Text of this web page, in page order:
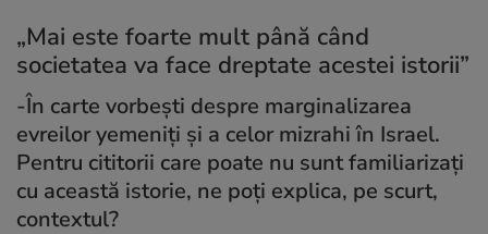
„Mai este foarte mult până când
societatea va face dreptate acestei istorii”
-În carte vorbești despre marginalizarea
evreilor yemeniți și a celor mizrahi în Israel.
Pentru cititorii care poate nu sunt familiarizați
cu această istorie, ne poți explica, pe scurt,
contextul?